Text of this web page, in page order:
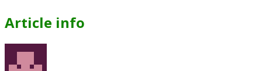
Article info